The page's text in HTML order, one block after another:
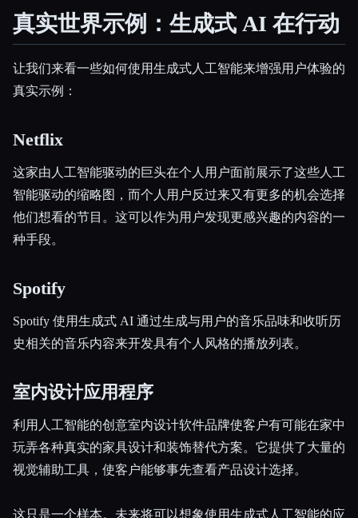
真实世界示例：生成式 AI 在行动
让我们来看一些如何使用生成式人工智能来增强用户体验的
真实示例：
Netflix
这家由人工智能驱动的巨头在个人用户面前展示了这些人工
智能驱动的缩略图，而个人用户反过来又有更多的机会选择
他们想看的节目。这可以作为用户发现更感兴趣的内容的一
种手段。
Spotify
Spotify 使用生成式 AI 通过生成与用户的音乐品味和收听历
史相关的音乐内容来开发具有个人风格的播放列表。
室内设计应用程序
利用人工智能的创意室内设计软件品牌使客户有可能在家中
玩弄各种真实的家具设计和装饰替代方案。它提供了大量的
视觉辅助工具，使客户能够事先查看产品设计选择。
这只是一个样本。未来将可以想象使用生成式人工智能的应